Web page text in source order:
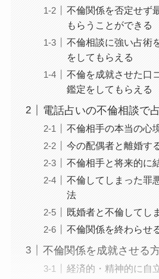
不倫関係を否定せず
もらうことができる
不倫相談に強い占術
をしてもらえる
不倫を成就させた口
鑑定をしてもらえる
電話占いの不倫相談で
不倫相手の本当の心
今の配偶者と離婚す
不倫相手と将来的に
不倫してしまった罪
法
既婚者と不倫してし
不倫関係を終わらせ
不倫関係を成就させる
経済的・精神的に自